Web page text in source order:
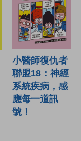
小醫師復仇者
聯盟18：神經
系統疾病，感
應每一道訊
號！